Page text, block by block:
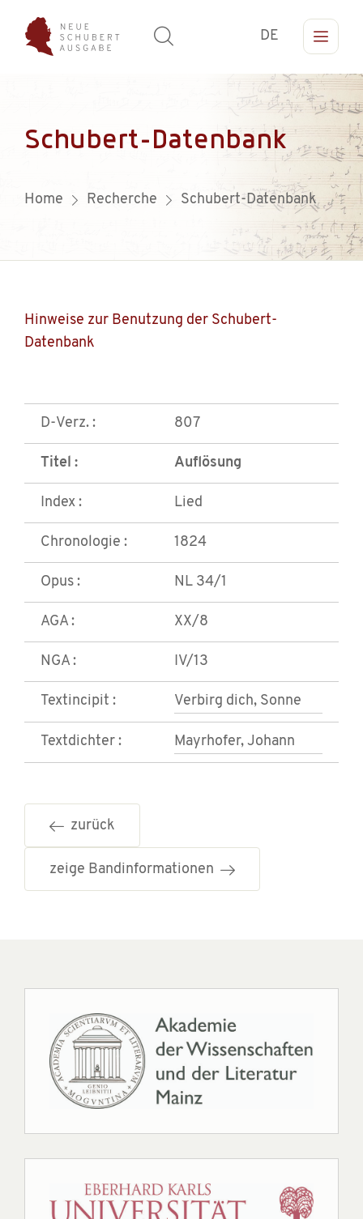
DE
Schubert-Datenbank
Home Recherche Schubert-Datenbank
Hinweise zur Benutzung der Schubert-
Datenbank
D-Verz. : 807
Titel : Auflösung
Index : Lied
Chronologie : 1824
Opus : NL 34/1
AGA : XX/8
NGA : IV/13
Textincipit : Verbirg dich, Sonne
Textdichter : Mayrhofer, Johann
zurück
zeige Bandinformationen